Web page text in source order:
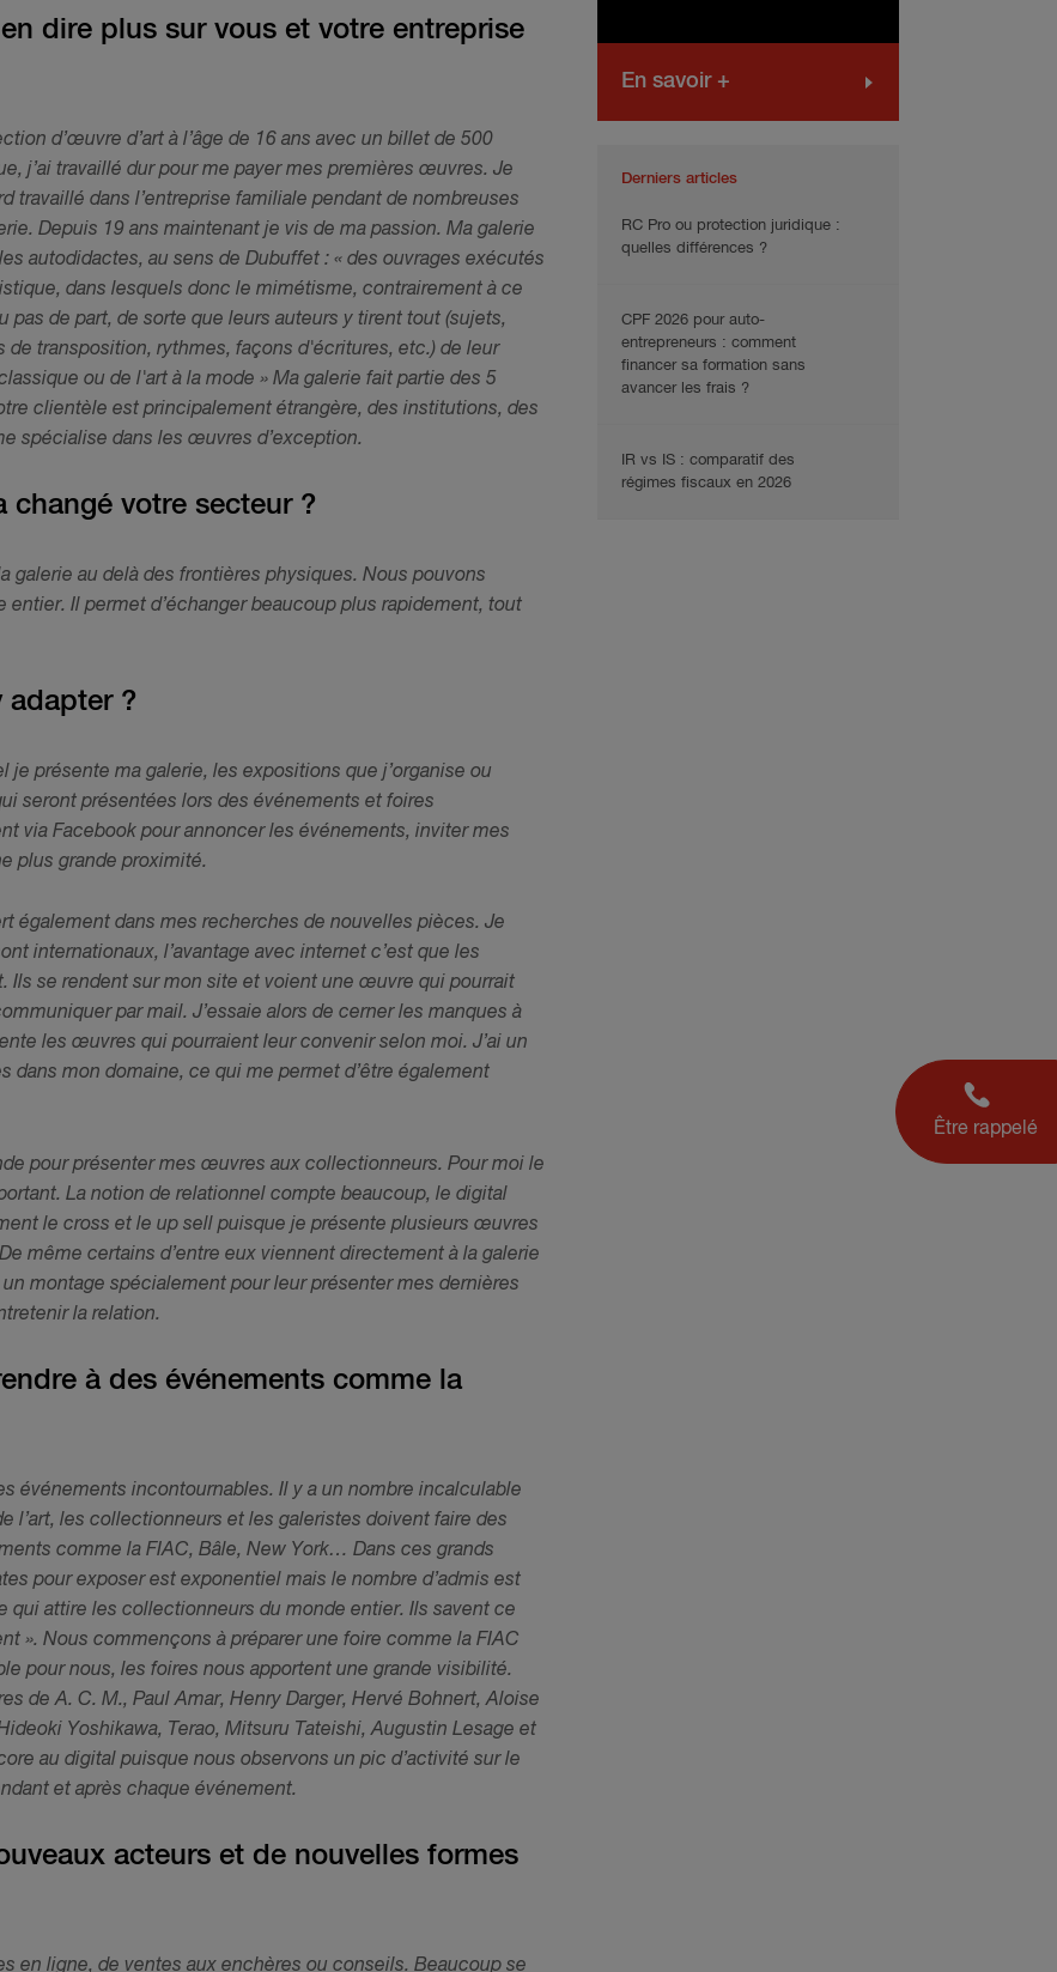
Être rappelé
dire plus sur vous et votre entreprise
d’œuvre d’art à l’âge de 16 ans avec un billet de 500
j’ai travaillé dur pour me payer mes premières œuvres. Je
travaillé dans l’entreprise familiale pendant de nombreuses
Depuis 19 ans maintenant je vis de ma passion. Ma galerie
autodidactes, au sens de Dubuffet : « des ouvrages exécutés
dans lesquels donc le mimétisme, contrairement à ce
de part, de sorte que leurs auteurs y tirent tout (sujets,
transposition, rythmes, façons d'écritures, etc.) de leur
ou de l'art à la mode » Ma galerie fait partie des 5
clientèle est principalement étrangère, des institutions, des
spécialise dans les œuvres d’exception.
changé votre secteur ?
galerie au delà des frontières physiques. Nous pouvons
Il permet d’échanger beaucoup plus rapidement, tout
adapter ?
présente ma galerie, les expositions que j’organise ou
seront présentées lors des événements et foires
via Facebook pour annoncer les événements, inviter mes
plus grande proximité.
également dans mes recherches de nouvelles pièces. Je
internationaux, l’avantage avec internet c’est que les
Ils se rendent sur mon site et voient une œuvre qui pourrait
par mail. J’essaie alors de cerner les manques à
les œuvres qui pourraient leur convenir selon moi. J’ai un
dans mon domaine, ce qui me permet d’être également
pour présenter mes œuvres aux collectionneurs. Pour moi le
La notion de relationnel compte beaucoup, le digital
le cross et le up sell puisque je présente plusieurs œuvres
même certains d’entre eux viennent directement à la galerie
montage spécialement pour leur présenter mes dernières
la relation.
à des événements comme la
événements incontournables. Il y a un nombre incalculable
l’art, les collectionneurs et les galeristes doivent faire des
comme la FIAC, Bâle, New York… Dans ces grands
pour exposer est exponentiel mais le nombre d’admis est
qui attire les collectionneurs du monde entier. Ils savent ce
». Nous commençons à préparer une foire comme la FIAC
pour nous, les foires nous apportent une grande visibilité.
de A. C. M., Paul Amar, Henry Darger, Hervé Bohnert, Aloise
Yoshikawa, Terao, Mitsuru Tateishi, Augustin Lesage et
au digital puisque nous observons un pic d’activité sur le
et après chaque événement.
acteurs et de nouvelles formes
en ligne, de ventes aux enchères ou conseils. Beaucoup se
En savoir +
Derniers articles
RC Pro ou protection juridique :
quelles différences ?
CPF 2026 pour auto-
entrepreneurs : comment
financer sa formation sans
avancer les frais ?
IR vs IS : comparatif des
régimes fiscaux en 2026